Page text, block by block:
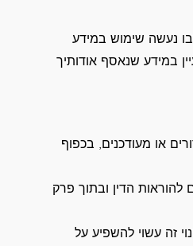
נעשה שימוש במידע
במידע שנאסף אודותיך
או מעודכנים, בכפוף
הדין ובתוך פרק
זה עשוי להשפיע על